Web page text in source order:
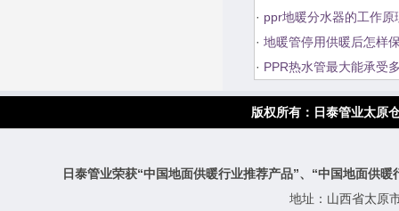
· ppr地暖分水器的工作
· 地暖管停用供暖后怎样
· PPR热水管最大能承受
版权所有： 日泰管业太原
日泰管业荣获“中国地面供暖行业推荐产品”、“中国地面供
地址：山西省太原